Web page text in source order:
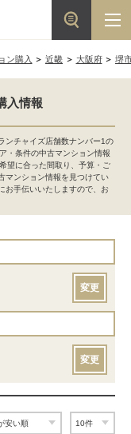
ン購入 近畿 大阪府 堺
入情報
ンチャイズ店舗数ナンバー1の
・条件の中古マンション情報
望に合った間取り、予算・ご
マンション情報を見つけてい
お手伝いいたしますので、お
変更
変更